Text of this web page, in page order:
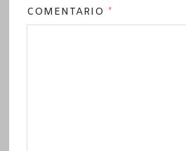
COMENTARIO *